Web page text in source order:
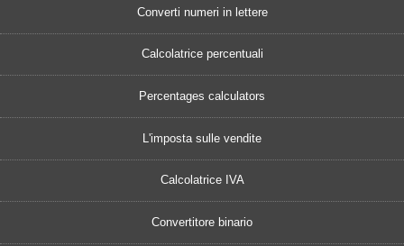
Converti numeri in lettere
Calcolatrice percentuali
Percentages calculators
L'imposta sulle vendite
Calcolatrice IVA
Convertitore binario